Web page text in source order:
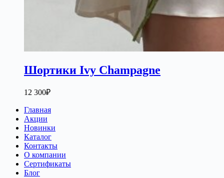
Шортики Ivy Champagne
12 300₽
Главная
Акции
Новинки
Каталог
Контакты
О компании
Сертификаты
Блог